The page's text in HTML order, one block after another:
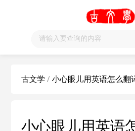
古文学 /小心眼儿用英语怎么翻
小心眼儿用英语